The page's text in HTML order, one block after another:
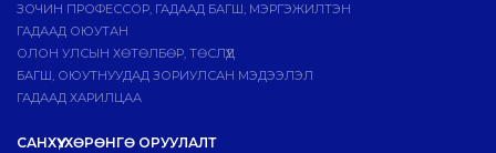
ЗОЧИН ПРОФЕССОР, ГАДААД БАГШ, МЭРГЭЖИЛТЭН
ГАДААД ОЮУТАН
ОЛОН УЛСЫН ХӨТӨЛБӨР, ТӨСЛҮҮД
БАГШ, ОЮУТНУУДАД ЗОРИУЛСАН МЭДЭЭЛЭЛ
ГАДААД ХАРИЛЦАА
САНХҮҮ, ХӨРӨНГӨ ОРУУЛАЛТ